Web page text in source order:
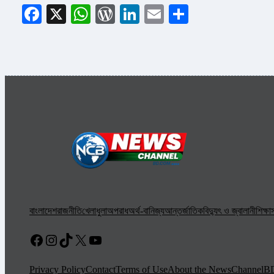
Facebook
X WhatsApp
WordPress
LinkedIn
Email
বাংলাদেশরাজনীতিখেলাধুলাঅপরাধঅর্থ-বানিজ্যআন্তর্জাতিকবিদ্যুৎ ও জ্বালানীশিক্ষা
Facebook
Instagram
TikTok
X YouTube
Privacy PolicyContactTerms of UseAbout the